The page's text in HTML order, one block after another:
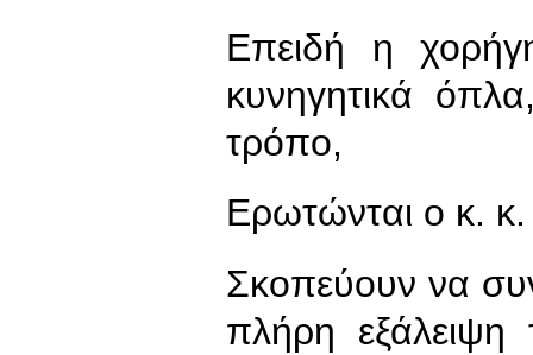
Επειδή η
κυνηγητικά
τρόπο,
Ερωτώνται ο κ.
Σκοπεύουν να
πλήρη εξάλειψη